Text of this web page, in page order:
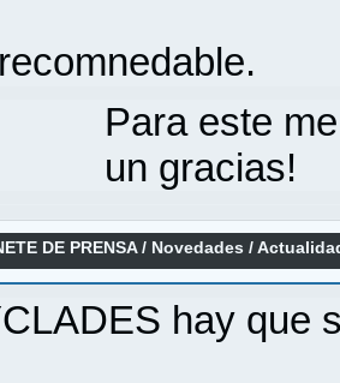
Para este
un gracias!
DE PRENSA/ Novedades /
hay que